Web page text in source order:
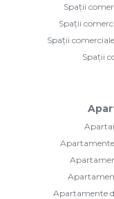
Spații
Spații
Spații
Spații
Apartamente